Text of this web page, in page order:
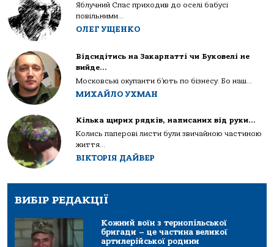
Яблучний Спас приходив до оселі бабусі
повільними...
ОЛЕГ УЩЕНКО
Відсидітись на Закарпатті чи Буковелі не
вийде…
Московські окупанти б’ють по бізнесу. Бо наш...
МИХАЙЛО УХМАН
Кілька щирих рядків, написаних від руки…
Колись паперові листи були звичайною частиною
життя...
ВІКТОРІЯ ДАЙВЕР
ВИБІР РЕДАКЦІЇ
Кожний воїн з тернопільської
бригади – це частина великої
артилерійської родини